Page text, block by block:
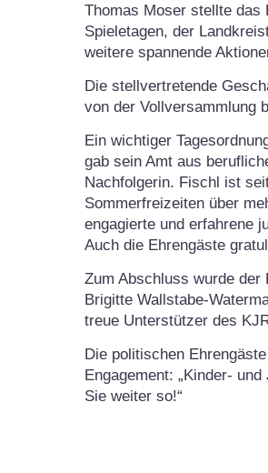
Thomas Moser stellte das
Spieletagen, der
weitere spannende
Die stellvertretende
von der Vollversammlung
Ein wichtiger
gab sein Amt aus
Nachfolgerin. Fischl ist
Sommerfreizeiten über
engagierte und erfahrene
Auch die Ehrengäste
Zum Abschluss wurde der
Brigitte Wallstabe-
treue Unterstützer des
Die politischen
Engagement: „Kinder-
Sie weiter so!“